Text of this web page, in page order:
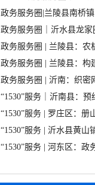
政务服务圈|兰陵县南桥
政务服务圈｜沂水县龙家
政务服务圈 | 兰陵县：农
政务服务圈 | 兰陵县：构
政务服务圈 | 沂南：织密
“1530”服务｜沂南县：
“1530”服务 | 罗庄区：
“1530”服务 | 沂水县黄山
“1530”服务 | 河东区：政